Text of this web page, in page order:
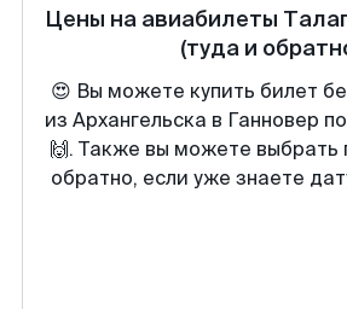
Цены на авиабилеты
(туда и
😍 Вы можете купить билет
из Архангельска в Ганновер
🙌. Также вы можете выбрать
обратно, если уже знаете